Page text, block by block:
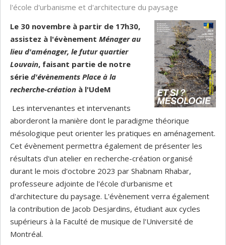
l'école d'urbanisme et d'architecture du paysage
Le 30 novembre à partir de 17h30,
assistez à l'évènement Ménager au
lieu d'aménager, le futur quartier
Louvain, faisant partie de notre
série d'évènements Place à la
recherche-création à l'UdeM
Les intervenantes et intervenants
aborderont la manière dont le paradigme théorique
mésologique peut orienter les pratiques en aménagement.
Cet évènement permettra également de présenter les
résultats d'un atelier en recherche-création organisé
durant le mois d'octobre 2023 par Shabnam Rhabar,
professeure adjointe de l'école d'urbanisme et
d'architecture du paysage. L'évènement verra également
la contribution de Jacob Desjardins, étudiant aux cycles
supérieurs à la Faculté de musique de l'Université de
Montréal.